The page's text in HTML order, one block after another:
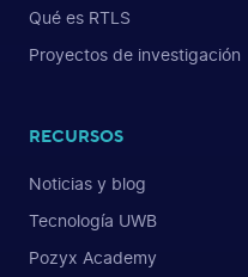
Qué es RTLS
Proyectos de investigación
RECURSOS
Noticias y blog
Tecnología UWB
Pozyx Academy